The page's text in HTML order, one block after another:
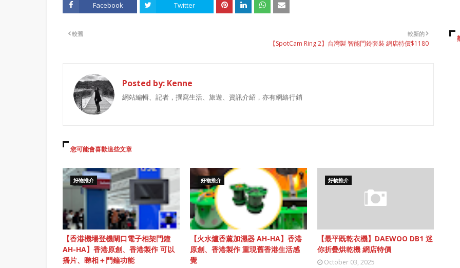
Facebook Twitter
較新的
【SpotCam Ring 2】台灣製 智能門鈴套裝 網店特價$1180
較舊
Posted by: Kenne
網站編輯、記者，撰寫生活、旅遊、資訊介紹，亦有網絡行銷
您可能會喜歡這些文章
好物推介
【香港機場登機閘口電子相架門鐘
AH-HA】香港原創、香港製作 可以
播片、睇相＋門鐘功能
好物推介
【火水爐香薰加濕器 AH-HA】香港
原創、香港製作 重現舊香港生活感
覺
好物推介
【最平既乾衣機】DAEWOO DB1 迷
你折疊烘乾機 網店特價
October 03, 2025